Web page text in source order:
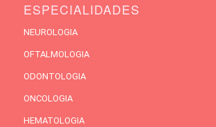
ESPECIALIDADES
NEUROLOGIA
OFTALMOLOGIA
ODONTOLOGIA
ONCOLOGIA
HEMATOLOGIA